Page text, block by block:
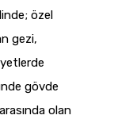
özel
gezi,
gövde
olan